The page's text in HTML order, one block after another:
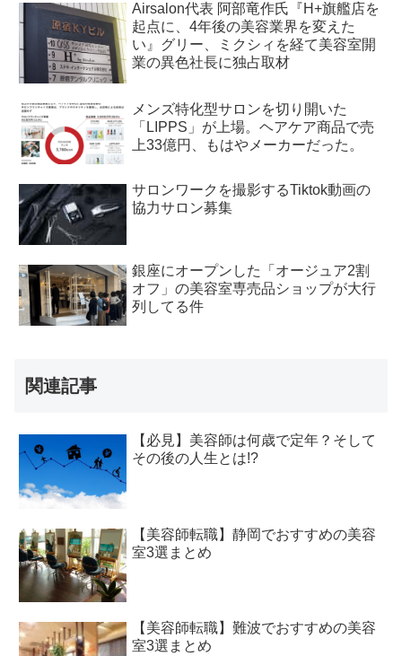
Airsalon代表 阿部竜作氏『H+旗艦店を
起点に、4年後の美容業界を変えた
い』グリー、ミクシィを経て美容室開
業の異色社長に独占取材
メンズ特化型サロンを切り開いた
「LIPPS」が上場。ヘアケア商品で売
上33億円、もはやメーカーだった。
サロンワークを撮影するTiktok動画の
協力サロン募集
銀座にオープンした「オージュア2割
オフ」の美容室専売品ショップが大行
列してる件
関連記事
【必見】美容師は何歳で定年？そして
その後の人生とは!?
【美容師転職】静岡でおすすめの美容
室3選まとめ
【美容師転職】難波でおすすめの美容
室3選まとめ